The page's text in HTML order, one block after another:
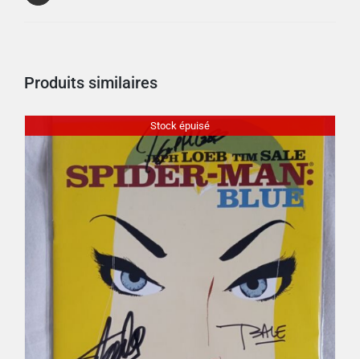
Produits similaires
Stock épuisé